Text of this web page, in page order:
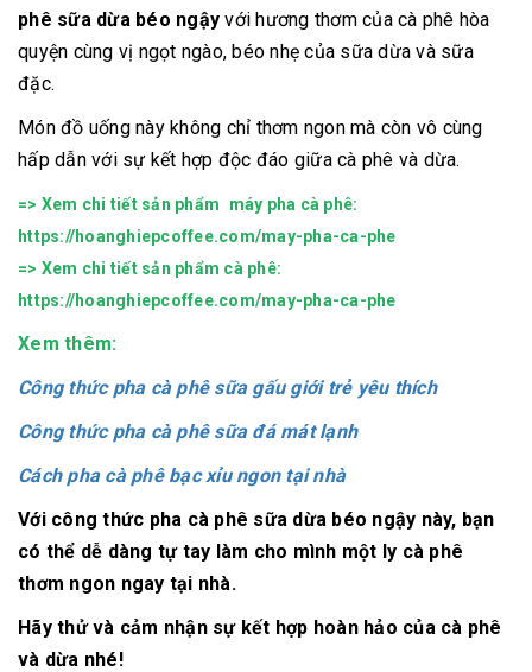
phê sữa dừa béo ngậy với hương thơm của cà phê hòa
quyện cùng vị ngọt ngào, béo nhẹ của sữa dừa và sữa
đặc.
Món đồ uống này không chỉ thơm ngon mà còn vô cùng
hấp dẫn với sự kết hợp độc đáo giữa cà phê và dừa.
=> Xem chi tiết sản phẩm
máy pha cà phê:
https://hoanghiepcoffee.com/may-pha-ca-phe
=> Xem chi tiết sản phẩm cà phê:
https://hoanghiepcoffee.com/may-pha-ca-phe
Xem thêm:
Công thức pha cà phê sữa gấu giới trẻ yêu thích
Công thức pha cà phê sữa đá mát lạnh
Cách pha cà phê bạc xỉu ngon tại nhà
Với công thức pha cà phê sữa dừa béo ngậy này, bạn
có thể dễ dàng tự tay làm cho mình một ly cà phê
thơm ngon ngay tại nhà.
Hãy thử và cảm nhận sự kết hợp hoàn hảo của cà phê
và dừa nhé!